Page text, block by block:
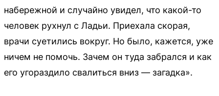
набережной и случайно увидел, что какой-то
человек рухнул с Ладьи. Приехала скорая,
врачи суетились вокруг. Но было, кажется, уже
ничем не помочь. Зачем он туда забрался и как
его угораздило свалиться вниз — загадка».